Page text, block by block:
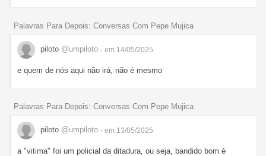
Palavras Para Depois: Conversas Com Pepe Mujica
piloto @umpiloto - em 14/05/2025
e quem de nós aqui não irá, não é mesmo
Palavras Para Depois: Conversas Com Pepe Mujica
piloto @umpiloto - em 13/05/2025
a "vitima" foi um policial da ditadura, ou seja, bandido bom é